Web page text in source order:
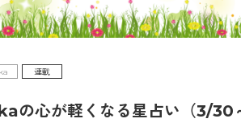
連載
の心が軽くなる星占い（3/